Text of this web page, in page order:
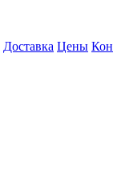
Доставка Цены